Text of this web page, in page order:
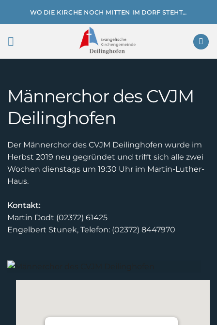
WO DIE KIRCHE NOCH MITTEN IM DORF STEHT…
Männerchor des CVJM
Deilinghofen
Der Männerchor des CVJM Deilinghofen wurde im
Herbst 2019 neu gegründet und trifft sich alle zwei
Wochen dienstags um 19:30 Uhr im Martin-Luther-
Haus.
Kontakt:
Martin Dodt (02372) 61425
Engelbert Stunek, Telefon: (02372) 8447970